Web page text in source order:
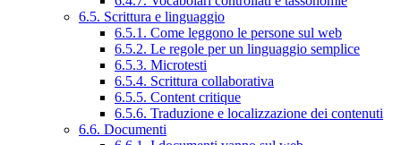
6.5. Scrittura e linguaggio
6.5.1. Come leggono le persone sul web
6.5.2. Le regole per un linguaggio semplice
6.5.3. Microtesti
6.5.4. Scrittura collaborativa
6.5.5. Content critique
6.5.6. Traduzione e localizzazione dei contenuti
6.6. Documenti